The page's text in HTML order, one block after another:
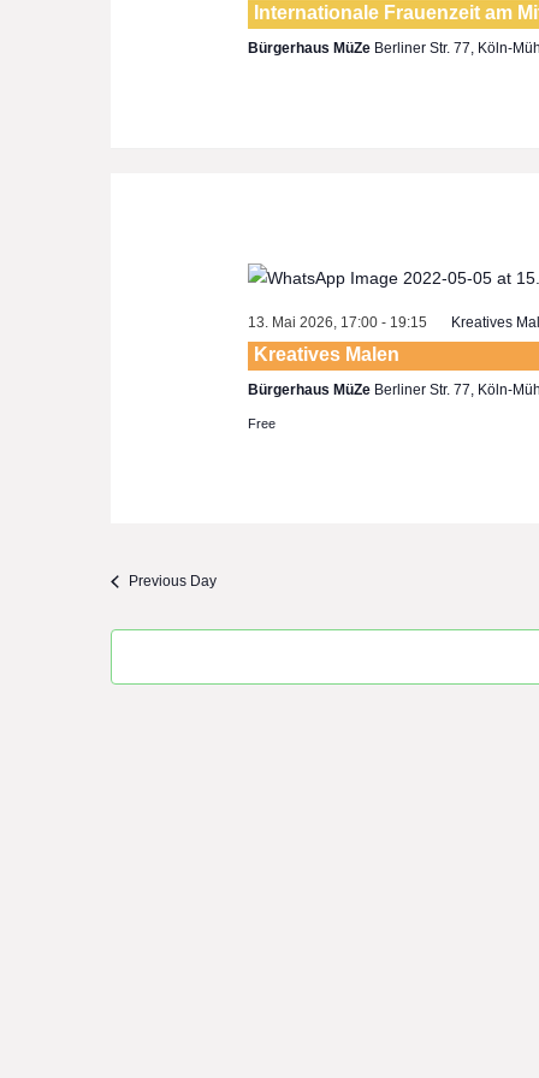
Internationale Frauenzeit am
Bürgerhaus MüZe Berliner Str. 77, Köln-
13. Mai 2026, 17:00- 19:15 Kreatives
Kreatives Malen
Bürgerhaus MüZe Berliner Str. 77, Köln-
Free
Previous Day